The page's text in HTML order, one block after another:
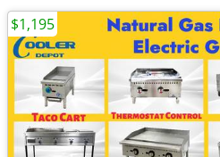
$1,195